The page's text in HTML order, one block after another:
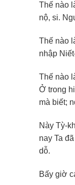
Thế nào
nộ, si.
Thế nào
nhập
Thế nào
Ở trong
mà biết;
Này Tỳ-
nay Ta
dỗ.
Bấy giờ